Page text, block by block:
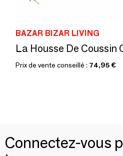
BAZAR BIZAR LIVING
Prix de vente conseillé : 74,95 €
Connectez-vous